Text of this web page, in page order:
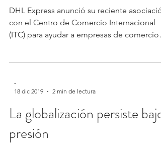
DHL Express anunció su reciente
con el Centro de Comercio Internacional
(ITC) para ayudar a empresas de comercio
-
18 dic 2019
2 min de lectura
La globalización persiste bajo
presión